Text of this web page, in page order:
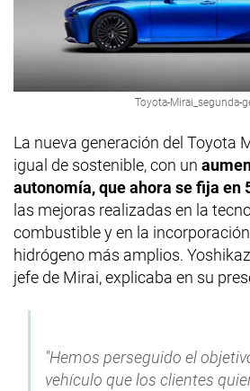
Toyota-Mirai_segunda-
La nueva generación del Toyota
igual de sostenible, con un
autonomía, que ahora se fija en
las mejoras realizadas en la
combustible y en la
hidrógeno más amplios.
jefe de Mirai, explicaba en su
"Hemos perseguido el
vehículo que los clientes